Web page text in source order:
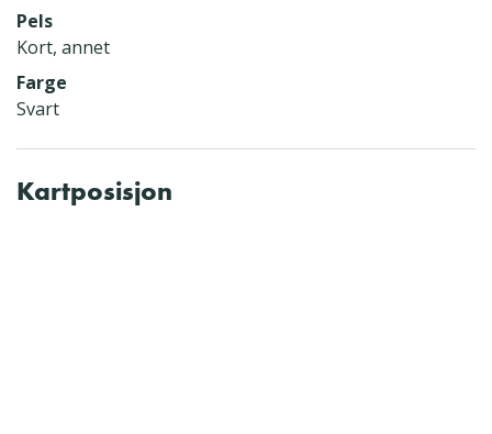
Pels
Kort, annet
Farge
Svart
Kartposisjon